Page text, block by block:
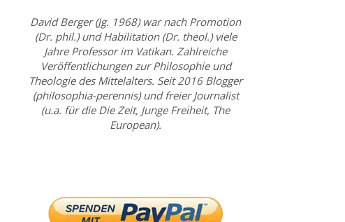
David Berger (Jg. 1968) war nach Promotion
(Dr. phil.) und Habilitation (Dr. theol.) viele
Jahre Professor im Vatikan. Zahlreiche
Veröffentlichungen zur Philosophie und
Theologie des Mittelalters. Seit 2016 Blogger
(philosophia-perennis) und freier Journalist
(u.a. für die Die Zeit, Junge Freiheit, The
European).